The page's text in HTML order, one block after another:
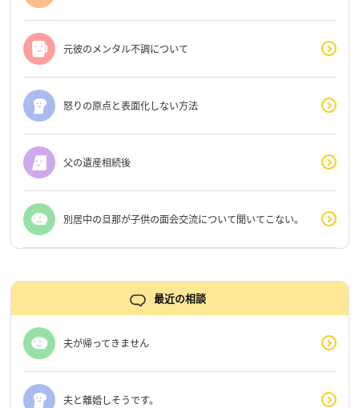
元彼のメンタル不調について
怒りの原点と表面化しない方法
父の遺産相続後
別居中の旦那が子供の面会交流について聞いてこない。
最近の相談
夫が帰ってきません
夫と離婚しそうです。